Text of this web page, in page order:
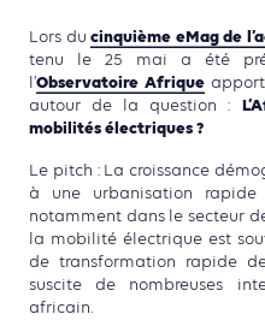
Lors ducinquième eMag de
tenu le 25 mai a été
l’Observatoire Afrique
autour de la question :
mobilités électriques ?
Le pitch : La croissance
à une urbanisation rapide
notamment dans le secteur
la mobilité électrique est
de transformation rapide
suscite de nombreuses
africain.